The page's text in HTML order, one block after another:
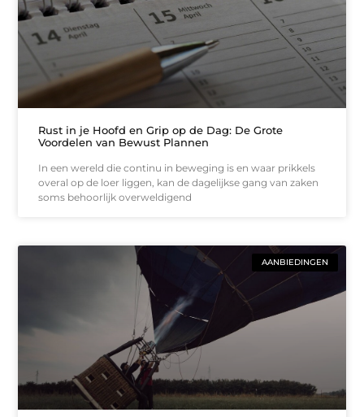
Rust in je Hoofd en Grip op de Dag: De Grote
Voordelen van Bewust Plannen
In een wereld die continu in beweging is en waar prikkels
overal op de loer liggen, kan de dagelijkse gang van zaken
soms behoorlijk overweldigend
AANBIEDINGEN